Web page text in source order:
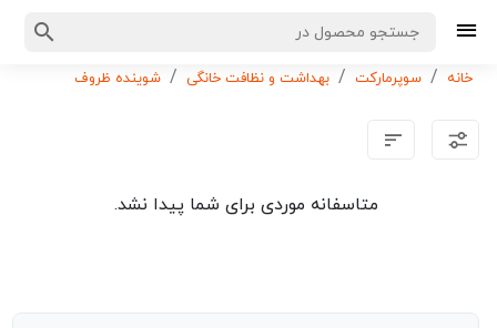
خانه سوپرمارکت بهداشت و نظافت خانگی شوینده ظروف
متاسفانه موردی برای شما پیدا نشد.